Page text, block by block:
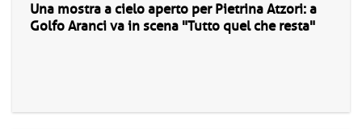
Una mostra a cielo aperto per Pietrina Atzori: a
Golfo Aranci va in scena "Tutto quel che resta"